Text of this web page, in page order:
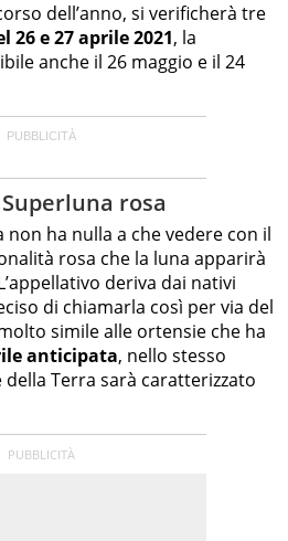
dell’anno, si verificherà tre
26 e 27 aprile 2021, la
anche il 26 maggio e il 24
rosa
non ha nulla a che vedere con il
rosa che la luna apparirà
deriva dai nativi
di chiamarla così per via del
simile alle ortensie che ha
anticipata, nello stesso
Terra sarà caratterizzato